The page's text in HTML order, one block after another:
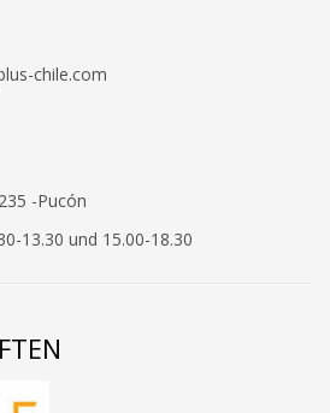
chile.com
-Pucón
13.30 und 15.00-18.30